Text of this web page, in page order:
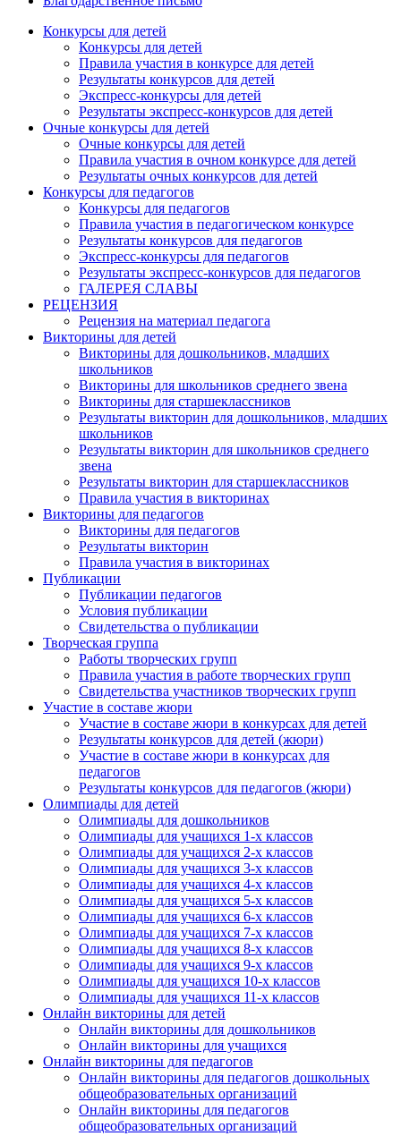
Конкурсы для детей
Конкурсы для детей
Правила участия в конкурсе для детей
Результаты конкурсов для детей
Экспресс-конкурсы для детей
Результаты экспресс-конкурсов для детей
Очные конкурсы для детей
Очные конкурсы для детей
Правила участия в очном конкурсе для детей
Результаты очных конкурсов для детей
Конкурсы для педагогов
Конкурсы для педагогов
Правила участия в педагогическом конкурсе
Результаты конкурсов для педагогов
Экспресс-конкурсы для педагогов
Результаты экспресс-конкурсов для педагогов
ГАЛЕРЕЯ СЛАВЫ
РЕЦЕНЗИЯ
Рецензия на материал педагога
Викторины для детей
Викторины для дошкольников, младших
школьников
Викторины для школьников среднего звена
Викторины для старшеклассников
Результаты викторин для дошкольников, младших
школьников
Результаты викторин для школьников среднего
звена
Результаты викторин для старшеклассников
Правила участия в викторинах
Викторины для педагогов
Викторины для педагогов
Результаты викторин
Правила участия в викторинах
Публикации
Публикации педагогов
Условия публикации
Свидетельства о публикации
Творческая группа
Работы творческих групп
Правила участия в работе творческих групп
Свидетельства участников творческих групп
Участие в составе жюри
Участие в составе жюри в конкурсах для детей
Результаты конкурсов для детей (жюри)
Участие в составе жюри в конкурсах для
педагогов
Результаты конкурсов для педагогов (жюри)
Олимпиады для детей
Олимпиады для дошкольников
Олимпиады для учащихся 1-х классов
Олимпиады для учащихся 2-х классов
Олимпиады для учащихся 3-х классов
Олимпиады для учащихся 4-х классов
Олимпиады для учащихся 5-х классов
Олимпиады для учащихся 6-х классов
Олимпиады для учащихся 7-х классов
Олимпиады для учащихся 8-х классов
Олимпиады для учащихся 9-х классов
Олимпиады для учащихся 10-х классов
Олимпиады для учащихся 11-х классов
Онлайн викторины для детей
Онлайн викторины для дошкольников
Онлайн викторины для учащихся
Онлайн викторины для педагогов
Онлайн викторины для педагогов дошкольных
общеобразовательных организаций
Онлайн викторины для педагогов
общеобразовательных организаций
Анонсы конкурсов
Подпишитесь на анонсы сегодня и узнавайте
первыми о самом важном.
Email
Организация
Подписаться
Нажимая на кнопку, вы даете согласие на обработку своих
персональных данных согласно 152-ФЗ.Подробнее